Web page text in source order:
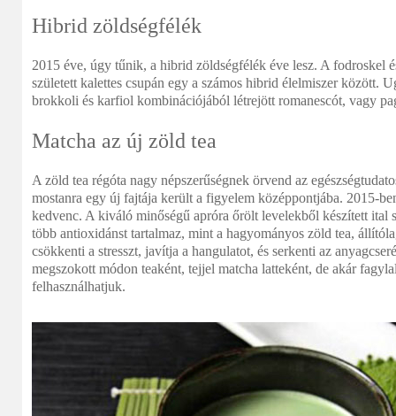
Hibrid zöldségfélék
2015 éve, úgy tűnik, a hibrid zöldségfélék éve lesz. A fodroskel
született kalettes csupán egy a számos hibrid élelmiszer között.
brokkoli és karfiol kombinációjából létrejött romanescót, vagy
Matcha az új zöld tea
A zöld tea régóta nagy népszerűségnek örvend az
mostanra egy új fajtája került a figyelem középpontjába. 2015-
kedvenc. A kiváló minőségű apróra őrölt levelekből készített ital
több antioxidánst tartalmaz, mint a hagyományos zöld tea,
csökkenti a stresszt, javítja a hangulatot, és serkenti az
megszokott módon teaként, tejjel matcha latteként, de akár
felhasználhatjuk.